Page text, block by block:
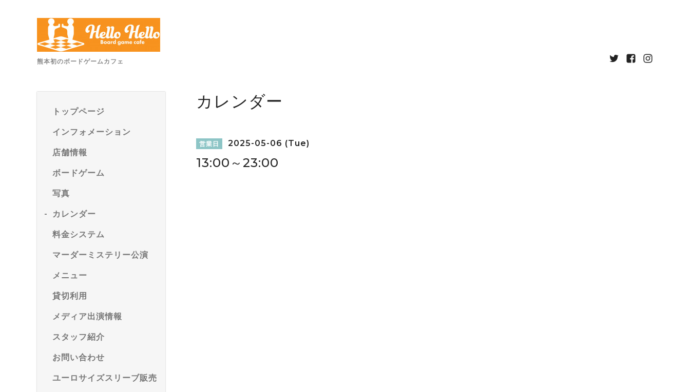
熊本初のボードゲームカフェ
トップページ
インフォメーション
店舗情報
ボードゲーム
写真
カレンダー
料金システム
マーダーミステリー公演
メニュー
貸切利用
メディア出演情報
スタッフ紹介
お問い合わせ
ユーロサイズスリーブ販売
カレンダー
営業日 2025-05-06 (Tue)
13:00～23:00